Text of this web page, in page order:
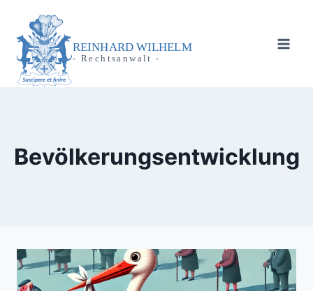
Inhalt
springen
REINHARD WILHELM
- Rechtsanwalt -
Bevölkerungsentwicklung